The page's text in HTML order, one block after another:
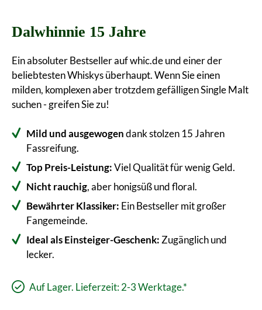
Dalwhinnie 15 Jahre
Ein absoluter Bestseller auf whic.de und einer der
beliebtesten Whiskys überhaupt. Wenn Sie einen
milden, komplexen aber trotzdem gefälligen Single Malt
suchen - greifen Sie zu!
Mild und ausgewogendank stolzen 15 Jahren
Fassreifung.
Top Preis-Leistung:Viel Qualität für wenig Geld.
Nicht rauchig, aber honigsüß und floral.
Bewährter Klassiker: Ein Bestseller mit großer
Fangemeinde.
Ideal als Einsteiger-Geschenk: Zugänglich und
lecker.
Auf Lager. Lieferzeit: 2-3 Werktage.*